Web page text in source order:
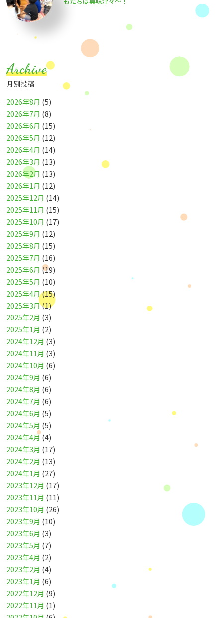
Archive
月別投稿
2026年8月 (5)
2026年7月 (8)
2026年6月 (15)
2026年5月 (12)
2026年4月 (14)
2026年3月 (13)
2026年2月 (13)
2026年1月 (12)
2025年12月 (14)
2025年11月 (15)
2025年10月 (17)
2025年9月 (12)
2025年8月 (15)
2025年7月 (16)
2025年6月 (19)
2025年5月 (10)
2025年4月(15)
2025年3月(1)
2025年2月 (3)
2025年1月 (2)
2024年12月 (3)
2024年11月 (3)
2024年10月 (6)
2024年9月 (6)
2024年8月 (6)
2024年7月 (6)
2024年6月 (5)
2024年5月 (5)
2024年4月(4)
2024年3月 (17)
2024年2月 (13)
2024年1月 (27)
2023年12月 (17)
2023年11月 (11)
2023年10月 (26)
2023年9月 (10)
2023年6月 (3)
2023年5月 (7)
2023年4月 (2)
2023年2月 (4)
2023年1月 (6)
2022年12月 (9)
2022年11月 (1)